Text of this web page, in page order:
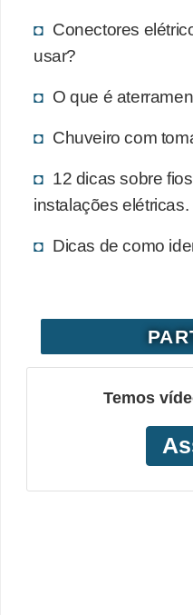
Conectores
usar?
O que é
Chuveiro com
12 dicas sobre
instalações elétricas.
Dicas de como
Temos